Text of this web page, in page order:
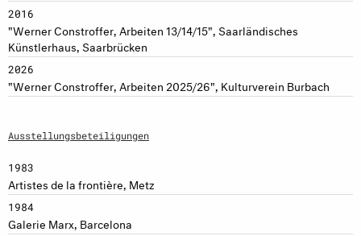
2016
"Werner Constroffer, Arbeiten 13/14/15", Saarländisches
Künstlerhaus, Saarbrücken
2026
"Werner Constroffer, Arbeiten 2025/26", Kulturverein Burbach
Ausstellungsbeteiligungen
1983
Artistes de la frontière, Metz
1984
Galerie Marx, Barcelona